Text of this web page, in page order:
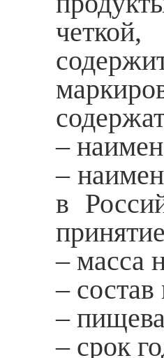
–
–
в
– масса
– состав
–
– срок